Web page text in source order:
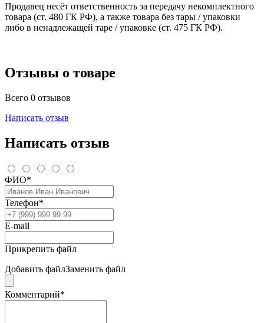
Продавец несёт ответственность за передачу некомплектного
товара (ст. 480 ГК РФ), а также товара без тары / упаковки
либо в ненадлежащей таре / упаковке (ст. 475 ГК РФ).
Отзывы о товаре
Всего 0 отзывов
Написать отзыв
Написать отзыв
ФИО*
Телефон*
E-mail
Прикрепить файл
Добавить файлЗаменить файл
Комментарий*